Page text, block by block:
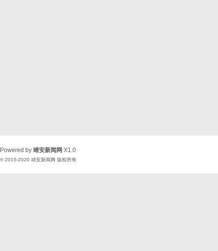
Powered by 靖安新闻网 X1.0
© 2015-2020 靖安新闻网 版权所有